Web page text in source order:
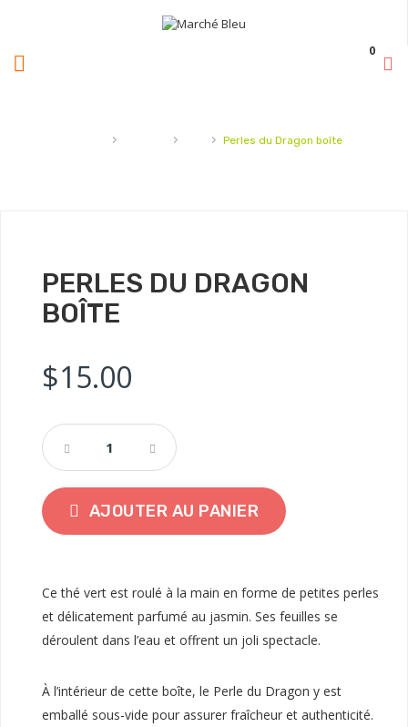
0
› › › Perles du Dragon boîte
PERLES DU DRAGON
BOÎTE
$15.00
AJOUTER AU PANIER
Ce thé vert est roulé à la main en forme de petites perles
et délicatement parfumé au jasmin. Ses feuilles se
déroulent dans l’eau et offrent un joli spectacle.
À l’intérieur de cette boîte, le Perle du Dragon y est
emballé sous-vide pour assurer fraîcheur et authenticité.